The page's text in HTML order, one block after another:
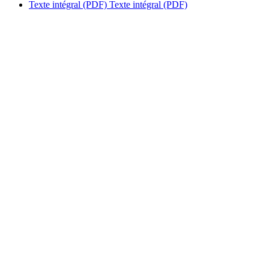
Texte intégral (PDF) Texte intégral (PDF)